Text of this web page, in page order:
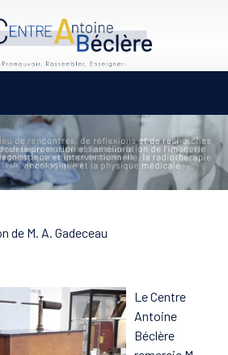
de M. A. Gadeceau
Le Centre
Antoine
Béclère